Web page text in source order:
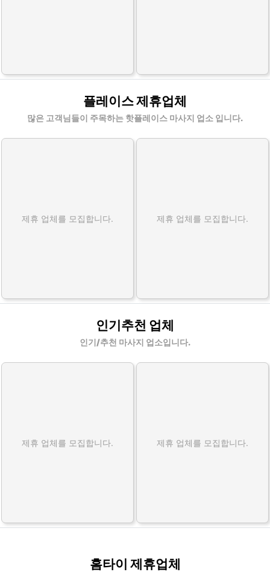
플레이스 제휴업체
많은 고객님들이 주목하는 핫플레이스 마사지 업소 입니다.
제휴 업체를 모집합니다. 제휴 업체를 모집합니다.
인기추천 업체
인기/추천 마사지 업소입니다.
제휴 업체를 모집합니다. 제휴 업체를 모집합니다.
홈타이 제휴업체